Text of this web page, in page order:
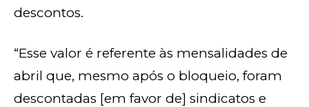
descontos.
“Esse valor é referente às mensalidades de
abril que, mesmo após o bloqueio, foram
descontadas [em favor de] sindicatos e